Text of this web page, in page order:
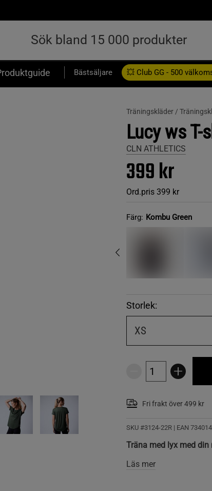
Bästsäljare 💥 Club GG - 500
Träningskläder /
Lucy ws T-
CLN ATHLETICS
399 kr
Ord.pris 399 kr
Färg: Kombu Green
Storlek:
XS
Fri frakt över 499 kr
SKU #3124-22R | EAN
Träna med lyx med
Läs mer